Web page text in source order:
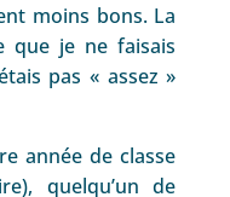
moins bons. La
que je ne faisais
pas « assez »
année de classe
quelqu’un de